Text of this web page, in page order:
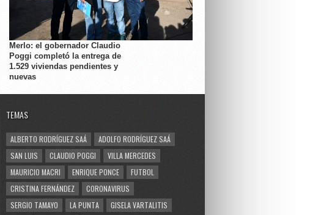
Merlo: el gobernador Claudio
Poggi completó la entrega de
1.529 viviendas pendientes y
nuevas
TEMAS
ALBERTO RODRÍGUEZ SAÁ
ADOLFO RODRÍGUEZ SAÁ
SAN LUIS
CLAUDIO POGGI
VILLA MERCEDES
MAURICIO MACRI
ENRIQUE PONCE
FUTBOL
CRISTINA FERNÁNDEZ
CORONAVIRUS
SERGIO TAMAYO
LA PUNTA
GISELA VARTALITIS